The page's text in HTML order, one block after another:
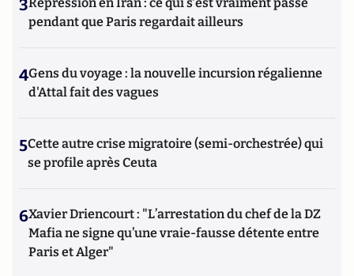
3
pendant que Paris regardait ailleurs
4Gens du voyage : la nouvelle incursion régalienne
d'Attal fait des vagues
5Cette autre crise migratoire (semi-orchestrée) qui
se profile après Ceuta
6Xavier Driencourt : "L’arrestation du chef de la DZ
Mafia ne signe qu’une vraie-fausse détente entre
Paris et Alger"